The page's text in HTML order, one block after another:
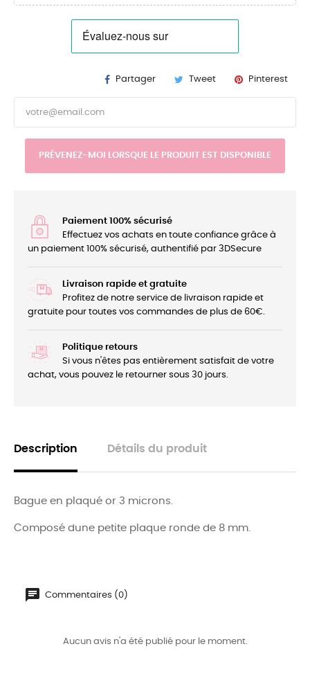
Partager Tweet Pinterest
PRÉVENEZ-MOI LORSQUE LE PRODUIT EST DISPONIBLE
Paiement 100% sécurisé
Effectuez vos achats en toute confiance grâce à
un paiement 100% sécurisé, authentifié par 3DSecure
Livraison rapide et gratuite
Profitez de notre service de livraison rapide et
gratuite pour toutes vos commandes de plus de 60€.
Politique retours
Si vous n'êtes pas entièrement satisfait de votre
achat, vous pouvez le retourner sous 30 jours.
Description Détails du produit
Bague en plaqué or 3 microns.
Composé dune petite plaque ronde de 8 mm.
Commentaires (0)
Aucun avis n'a été publié pour le moment.